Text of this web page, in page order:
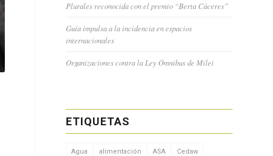
Plurales reconocida con el premio “Berta Cáceres”
Guía impulsa a la incidencia en espacios
internacionales
Organizaciones contra la Ley Ómnibus de Milei
ETIQUETAS
Agua alimentación ASA Cedaw